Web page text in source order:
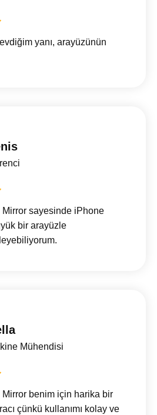
yanı, arayüzünün
sayesinde iPhone
bir arayüzle
Mühendisi
benim için harika bir
çünkü kullanımı kolay ve